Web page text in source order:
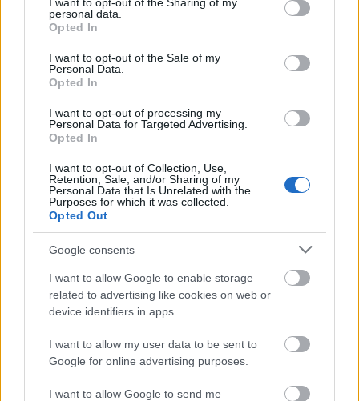
grant or deny consent to Google and its third-party tags to
use your data for below specified purposes in below Google
consent section.
personal data.
Opted In
I want to opt-out of the Sale of my
Personal Data.
Opted In
I want to opt-out of processing my
Personal Data for Targeted Advertising.
Opted In
I want to opt-out of Collection, Use,
Retention, Sale, and/or Sharing of my
Personal Data that Is Unrelated with the
Purposes for which it was collected.
Opted Out
Google consents
I want to allow Google to enable storage
related to advertising like cookies on web or
device identifiers in apps.
I want to allow my user data to be sent to
Google for online advertising purposes.
I want to allow Google to send me
hozta Európába Carahunge ideáját. A
bevándorlóknak szerepe lehetett
Stonehenge és a kontinens más megalitikus
építményének a létrehozásában.
Az angliai Salisbury-síkságon található
Stonehenge korát ötezer évre becsülik. A 2-7
méter magas, 20-30 tonnás, durván faragott
kőoszlopok hajdan négy koncentrikus kört
alkottak. A külső kör nagyjából 100 méter
átmérőjű.
Máig sem tudható pontosan, milyen célokat
szolgált: egyes kutatók szerint kultikus
építmény, mások szerint óriási naptár volt,
amely pontosan jelezte például a nyári és a
téli napforduló idejét, és voltak olyanok, akik
szerint a csillagászatban segítette az akkori
embereket. A legutóbbi, 2008-as kutatások a
hely kultikus-gyógyító szerepét látszanak
alátámasztani.